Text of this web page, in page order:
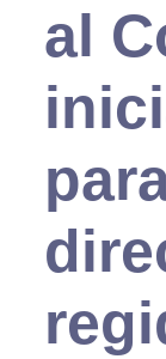
al